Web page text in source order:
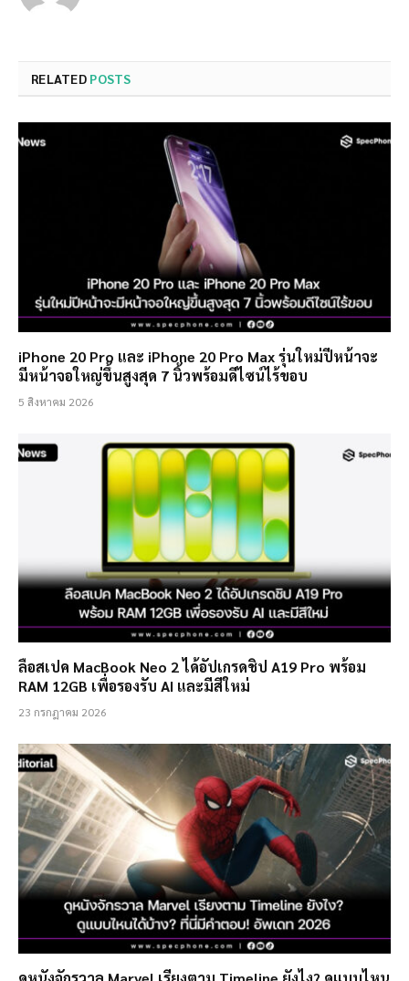
RELATED POSTS
iPhone 20 Pro และ iPhone 20 Pro Max รุ่นใหม่ปีหน้าจะ
มีหน้าจอใหญ่ขึ้นสูงสุด 7 นิ้วพร้อมดีไซน์ไร้ขอบ
5 สิงหาคม 2026
ลือสเปค MacBook Neo 2 ได้อัปเกรดชิป A19 Pro พร้อม
RAM 12GB เพื่อรองรับ AI และมีสีใหม่
23 กรกฎาคม 2026